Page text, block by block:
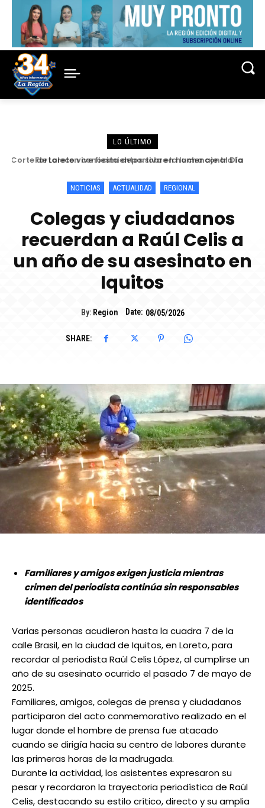
LO ÚLTIMO
Fortalecen conocimientos sobre la lucha contra la
Corte de Loreto
NOTICIAS ACTUALIDAD REGIONAL
Colegas y ciudadanos
recuerdan a Raúl Celis a
un año de su asesinato en
Iquitos
By: Region Date: 08/05/2026
SHARE:
Familiares y amigos exigen justicia mientras
crimen del periodista continúa sin responsables
identificados
Varias personas acudieron hasta la cuadra 7 de la
calle Brasil, en la ciudad de Iquitos, en Loreto, para
recordar al periodista Raúl Celis López, al cumplirse un
año de su asesinato ocurrido el pasado 7 de mayo de
2025.
Familiares, amigos, colegas de prensa y ciudadanos
participaron del acto conmemorativo realizado en el
lugar donde el hombre de prensa fue atacado
cuando se dirigía hacia su centro de labores durante
las primeras horas de la madrugada.
Durante la actividad, los asistentes expresaron su
pesar y recordaron la trayectoria periodística de Raúl
Celis, destacando su estilo crítico, directo y su amplia